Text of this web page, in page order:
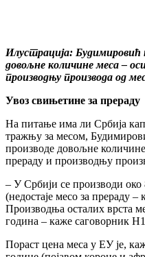
Илустрација: Будимировић
довољне количине меса –
производњу производа од
Увоз свињетине за прераду
На питање има ли Србија
тражњу за месом,
производе довољне
прераду и производњу
– У Србији се производи
(недостаје месо за прераду
Производња осталих врста
година – каже саговорник
Пораст цена меса у ЕУ је,